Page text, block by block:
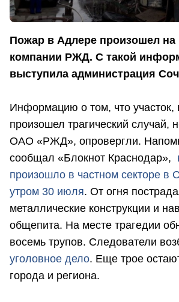
Пожар в Адлере произошел на
компании РЖД. С такой
выступила администрация
Информацию о том, что участок,
произошел трагический случай,
ОАО «РЖД», опровергли.
сообщал «Блокнот Краснодар»,
произошло в частном секторе в
утром 30 июля. От огня
металлические конструкции и
общепита. На месте трагедии
восемь трупов. Следователи
уголовное дело. Еще трое
города и региона.